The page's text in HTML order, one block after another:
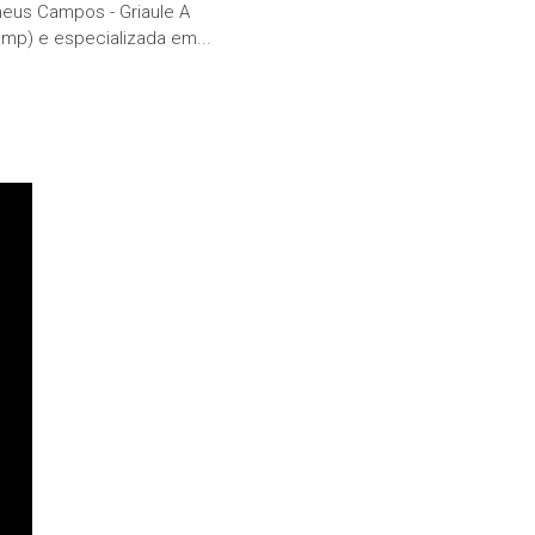
Campos - Griaule A
e especializada em...